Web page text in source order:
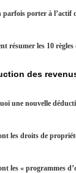
porter à l’actif
résumer les 10
des
une nouvelle
les droits de
les « programmes